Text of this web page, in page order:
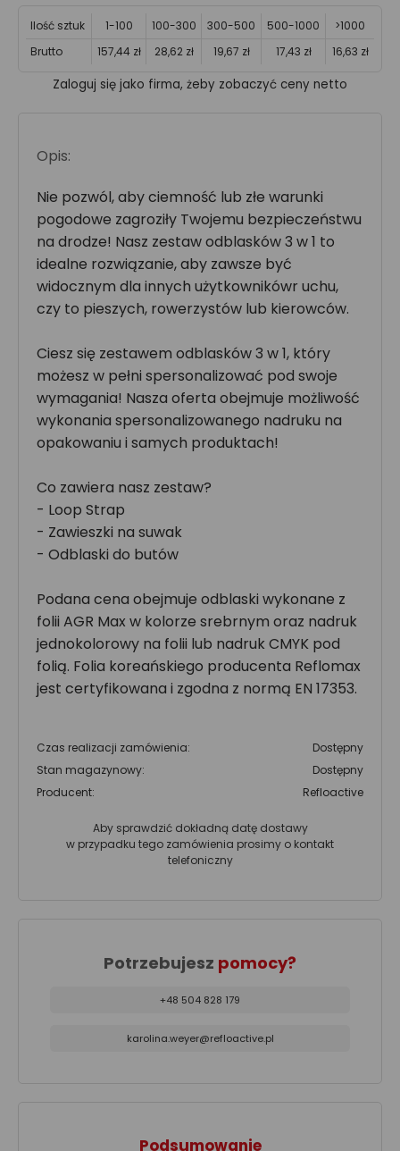
Ilość sztuk 1-100 100-300 300-500 500-1000
>1000
Brutto
157,44 zł 28,62 zł 19,67 zł 17,43 zł 16,63 zł
Zaloguj się jako firma, żeby zobaczyć ceny netto
Opis:
Nie pozwól, aby ciemność lub złe warunki
pogodowe zagroziły Twojemu bezpieczeństwu
na drodze! Nasz zestaw odblasków 3 w 1 to
idealne rozwiązanie, aby zawsze być
widocznym dla innych użytkownikówr uchu,
czy to pieszych, rowerzystów lub kierowców.
Ciesz się zestawem odblasków 3 w 1, który
możesz w pełni spersonalizować pod swoje
wymagania! Nasza oferta obejmuje możliwość
wykonania spersonalizowanego nadruku na
opakowaniu i samych produktach!
Co zawiera nasz zestaw?
- Loop Strap
- Zawieszki na suwak
- Odblaski do butów
Podana cena obejmuje odblaski wykonane z
folii AGR Max w kolorze srebrnym oraz nadruk
jednokolorowy na folii lub nadruk CMYK pod
folią. Folia koreańskiego producenta Reflomax
jest certyfikowana i zgodna z normą EN 17353.
Czas realizacji zamówienia:
Dostępny
Stan magazynowy:
Dostępny
Producent:
Refloactive
Aby sprawdzić dokładną datę dostawy
w przypadku tego zamówienia prosimy o kontakt
telefoniczny
Potrzebujesz pomocy?
+48 504 828 179
karolina.weyer@refloactive.pl
Podsumowanie